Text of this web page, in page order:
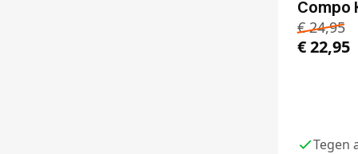
Compo
€24,95
€22,95
Tegen